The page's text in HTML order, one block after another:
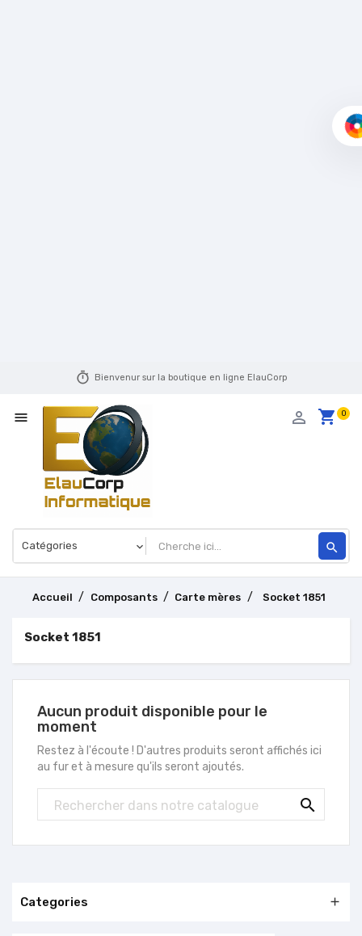
timer Bienvenur sur la boutique en ligne ElauCorp
 shopping_cart 0
person_outline
search
Accueil Composants Carte mères Socket 1851
Socket 1851
Aucun produit disponible pour le
moment
Restez à l'écoute ! D'autres produits seront affichés ici
au fur et à mesure qu'ils seront ajoutés.

Categories 